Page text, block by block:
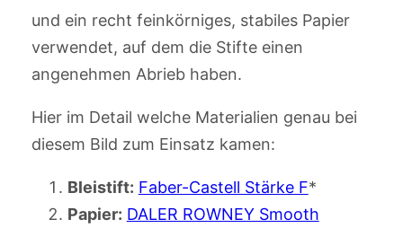
und ein recht feinkörniges, stabiles Papier
verwendet, auf dem die Stifte einen
angenehmen Abrieb haben.
Hier im Detail welche Materialien genau bei
diesem Bild zum Einsatz kamen:
Bleistift: Faber-Castell Stärke F*
Papier: DALER ROWNEY Smooth